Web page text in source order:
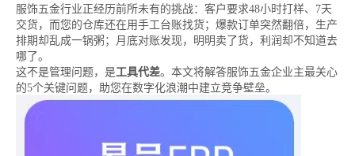
服饰五金行业正经历前所未有的挑战：客户要求48小时打样、7天
交货，而您的仓库还在用手工台账找货；爆款订单突然翻倍，生产
排期却乱成一锅粥；月底对账发现，明明卖了货，利润却不知道去
哪了。
这不是管理问题，是工具代差。本文将解答服饰五金企业主最关心
的5个关键问题，助您在数字化浪潮中建立竞争壁垒。